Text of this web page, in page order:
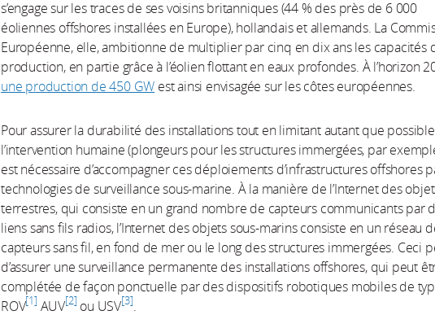
s’engage sur les traces de ses voisins britanniques (44 % des près de 6 000
éoliennes offshores installées en Europe), hollandais et allemands. La
Européenne, elle, ambitionne de multiplier par cinq en dix ans les capacités
production, en partie grâce à l’éolien flottant en eaux profondes. À l’horizon
une production de 450 GW est ainsi envisagée sur les côtes européennes.
Pour assurer la durabilité des installations tout en limitant autant que possible
l’intervention humaine (plongeurs pour les structures immergées, par
est nécessaire d’accompagner ces déploiements d’infrastructures offshores
technologies de surveillance sous-marine. À la manière de l’Internet des
terrestres, qui consiste en un grand nombre de capteurs communicants par
liens sans fils radios, l’Internet des objets sous-marins consiste en un réseau
capteurs sans fil, en fond de mer ou le long des structures immergées. Ceci
d’assurer une surveillance permanente des installations offshores, qui peut
complétée de façon ponctuelle par des dispositifs robotiques mobiles de
ROV 1 AUV 2 ou USV 3 .